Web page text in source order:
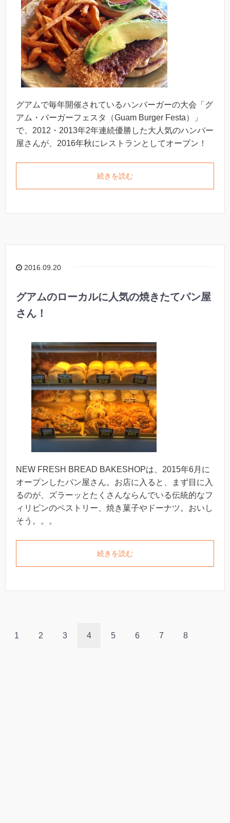
グアムで毎年開催されているハンバーガーの大会「グ
アム・バーガーフェスタ（Guam Burger Festa）」
で、2012・2013年2年連続優勝した大人気のハンバー
屋さんが、2016年秋にレストランとしてオープン！
続きを読む
2016.09.20
グアムのローカルに人気の焼きたてパン屋
さん！
NEW FRESH BREAD BAKESHOPは、2015年6月に
オープンしたパン屋さん。お店に入ると、まず目に入
るのが、ズラーッとたくさんならんでいる伝統的なフ
ィリピンのペストリー、焼き菓子やドーナツ。おいし
そう。。。
続きを読む
1 2 3 4 5 6 7 8